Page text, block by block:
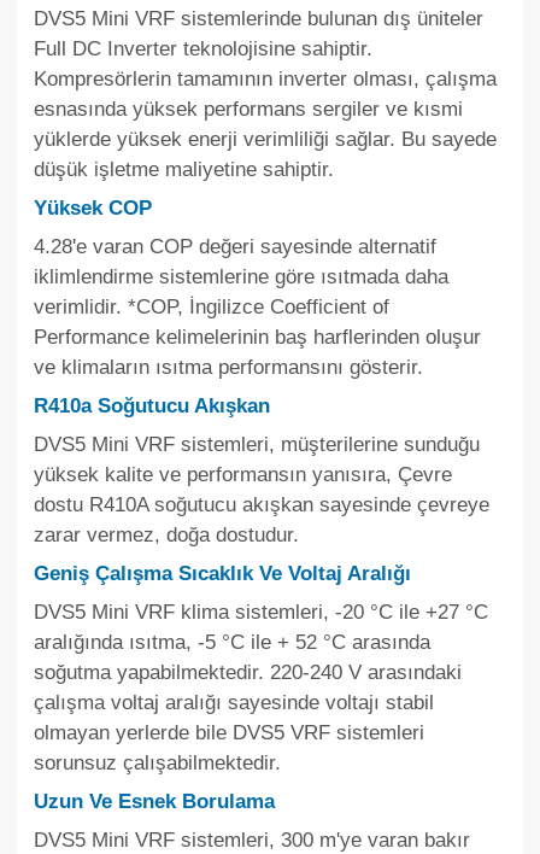
DVS5 Mini VRF sistemlerinde bulunan dış üniteler
Full DC Inverter teknolojisine sahiptir.
Kompresörlerin tamamının inverter olması, çalışma
esnasında yüksek performans sergiler ve kısmi
yüklerde yüksek enerji verimliliği sağlar. Bu sayede
düşük işletme maliyetine sahiptir.
Yüksek COP
4.28'e varan COP değeri sayesinde alternatif
iklimlendirme sistemlerine göre ısıtmada daha
verimlidir. *COP, İngilizce Coefficient of
Performance kelimelerinin baş harflerinden oluşur
ve klimaların ısıtma performansını gösterir.
R410a Soğutucu Akışkan
DVS5 Mini VRF sistemleri, müşterilerine sunduğu
yüksek kalite ve performansın yanısıra, Çevre
dostu R410A soğutucu akışkan sayesinde çevreye
zarar vermez, doğa dostudur.
Geniş Çalışma Sıcaklık Ve Voltaj Aralığı
DVS5 Mini VRF klima sistemleri, -20 °C ile +27 °C
aralığında ısıtma, -5 °C ile + 52 °C arasında
soğutma yapabilmektedir. 220-240 V arasındaki
çalışma voltaj aralığı sayesinde voltajı stabil
olmayan yerlerde bile DVS5 VRF sistemleri
sorunsuz çalışabilmektedir.
Uzun Ve Esnek Borulama
DVS5 Mini VRF sistemleri, 300 m'ye varan bakır